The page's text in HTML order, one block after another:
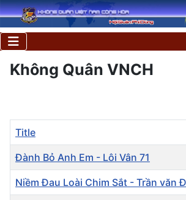
Không Quân VNCH
Title
Đành Bỏ Anh Em - Lôi Vân 71
Niềm Đau Loài Chim Sắt - Trần văn